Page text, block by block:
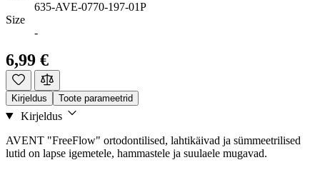
635-AVE-0770-197-01P
Size
-
6,99 €
Kirjeldus Toote parameetrid
Kirjeldus
AVENT "FreeFlow" ortodontilised, lahtikäivad ja sümmeetrilised
lutid on lapse igemetele, hammastele ja suulaele mugavad.